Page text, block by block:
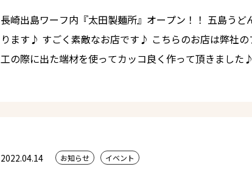
長崎出島ワーフ内『太田製麺所』オープン！！ 五島うどんのお店にな
ります♪ すごく素敵なお店です♪ こちらのお店は弊社のプレカット加
工の際に出た端材を使ってカッコ良く作って頂きました♪ 『森をつく
2022.04.14 お知らせ イベント